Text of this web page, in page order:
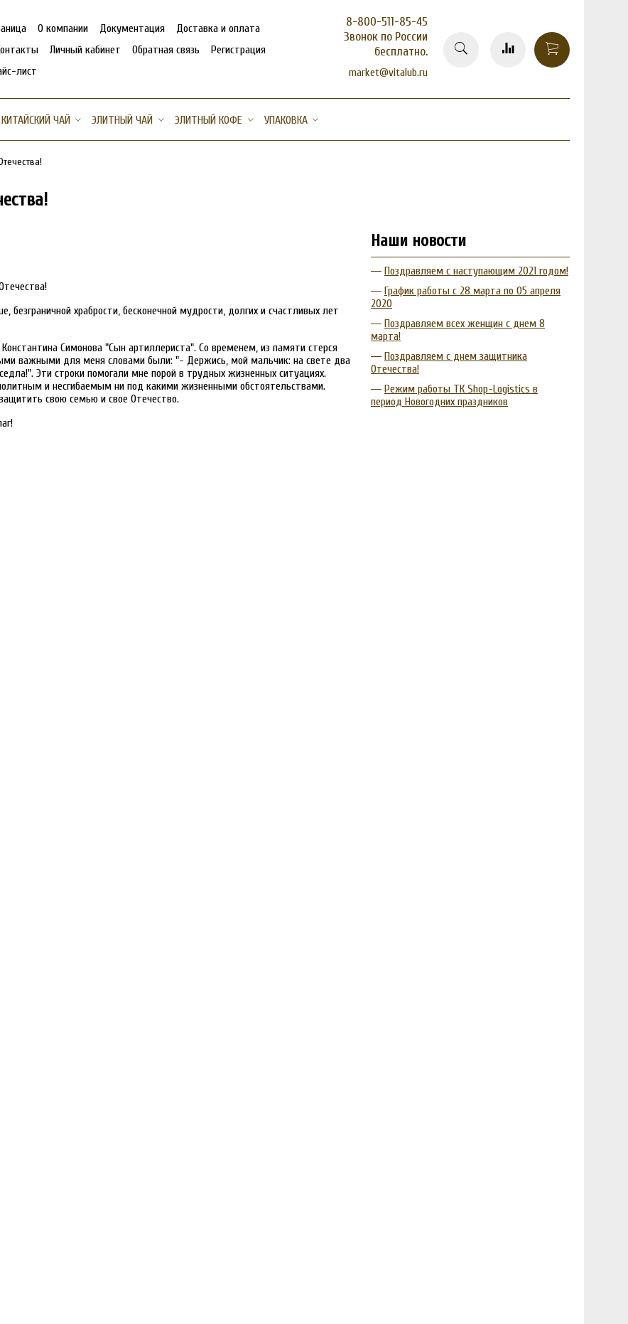
О компании Документация
Доставка и оплата
Личный кабинет Обратная связь
Регистрация
лист
8-800-511-85-45
Звонок по России
бесплатно.
market@vitalub.ru
КИТАЙСКИЙ ЧАЙ ЭЛИТНЫЙ ЧАЙ ЭЛИТНЫЙ КОФЕ УПАКОВКА
храбрости, бесконечной мудрости, долгих и счастливых лет
Симонова "Сын артиллериста". Со временем, из памяти стерся
важными для меня словами были: "- Держись, мой мальчик: на свете два
Эти строки помогали мне порой в трудных жизненных ситуациях.
и несгибаемым ни под какими жизненными обстоятельствами.
свою семью и свое Отечество.
Наши новости
Поздравляем с наступающим 2021 годом!
График работы с 28 марта по 05 апреля
2020
Поздравляем всех женщин с днем 8
марта!
Поздравляем с днем защитника
Отечества!
Режим работы ТК Shop-Logistics в
период Новогодних праздников